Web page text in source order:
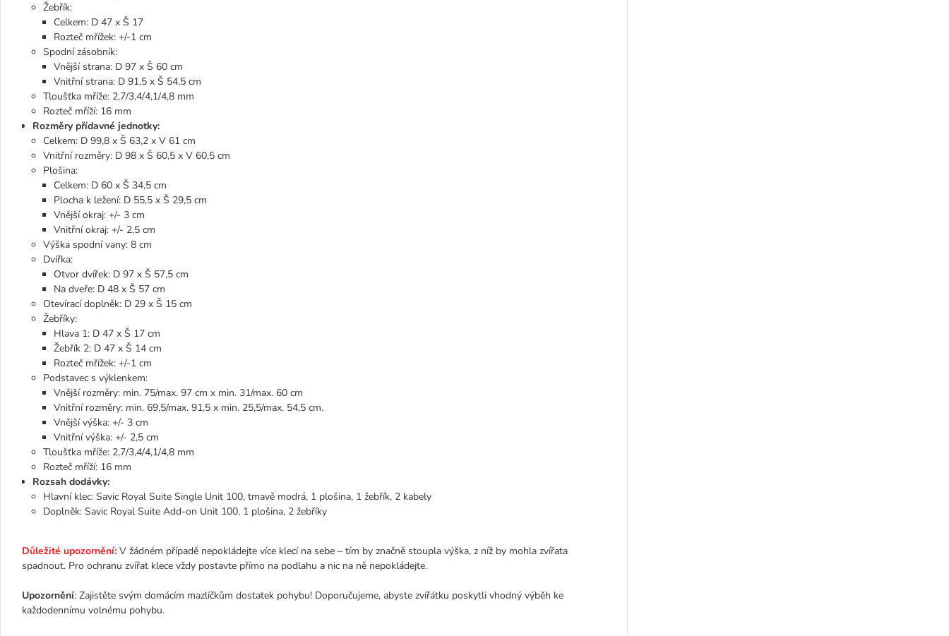
Žebřík:
Celkem: D 47 x Š 17
Rozteč mřížek: +/-1 cm
Spodní zásobník:
Vnější strana: D 97 x Š 60 cm
Vnitřní strana: D 91,5 x Š 54,5 cm
Tloušťka mříže: 2,7/3,4/4,1/4,8 mm
Rozteč mříží: 16 mm
Rozměry přídavné jednotky:
Celkem: D 99,8 x Š 63,2 x V 61 cm
Vnitřní rozměry: D 98 x Š 60,5 x V 60,5 cm
Plošina:
Celkem: D 60 x Š 34,5 cm
Plocha k ležení: D 55,5 x Š 29,5 cm
Vnější okraj: +/- 3 cm
Vnitřní okraj: +/- 2,5 cm
Výška spodní vany: 8 cm
Dvířka:
Otvor dvířek: D 97 x Š 57,5 cm
Na dveře: D 48 x Š 57 cm
Otevírací doplněk: D 29 x Š 15 cm
Žebříky:
Hlava 1: D 47 x Š 17 cm
Žebřík 2: D 47 x Š 14 cm
Rozteč mřížek: +/-1 cm
Podstavec s výklenkem:
Vnější rozměry: min. 75/max. 97 cm x min. 31/max. 60 cm
Vnitřní rozměry: min. 69,5/max. 91,5 x min. 25,5/max. 54,5 cm.
Vnější výška: +/- 3 cm
Vnitřní výška: +/- 2,5 cm
Tloušťka mříže: 2,7/3,4/4,1/4,8 mm
Rozteč mříží: 16 mm
Rozsah dodávky:
Hlavní klec: Savic Royal Suite Single Unit 100, tmavě modrá, 1 plošina, 1 žebřík, 2 kabely
Doplněk: Savic Royal Suite Add-on Unit 100, 1 plošina, 2 žebříky
Důležité upozornění: V žádném případě nepokládejte více klecí na sebe – tím by značně stoupla výška, z níž by mohla zvířata
spadnout. Pro ochranu zvířat klece vždy postavte přímo na podlahu a nic na ně nepokládejte.
Upozornění: Zajistěte svým domácím mazlíčkům dostatek pohybu! Doporučujeme, abyste zvířátku poskytli vhodný výběh ke
každodennímu volnému pohybu.